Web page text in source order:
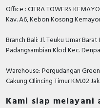
Alpha, Selis,
B&D Transformer,
dan informasi lebih lanjut
atau marketing kami
Office : CITRA TOWERS
Kav. A6, Kebon Kosong
Branch Bali: Jl. Teuku Umar
Padangsambian Klod Kec.
Warehouse: Pergudangan
Cakung CIlincing Timur KM.02
Kami siap melayani